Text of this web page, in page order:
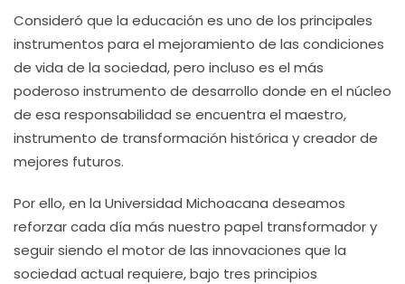
Consideró que la educación es uno de los principales
instrumentos para el mejoramiento de las condiciones
de vida de la sociedad, pero incluso es el más
poderoso instrumento de desarrollo donde en el núcleo
de esa responsabilidad se encuentra el maestro,
instrumento de transformación histórica y creador de
mejores futuros.
Por ello, en la Universidad Michoacana deseamos
reforzar cada día más nuestro papel transformador y
seguir siendo el motor de las innovaciones que la
sociedad actual requiere, bajo tres principios